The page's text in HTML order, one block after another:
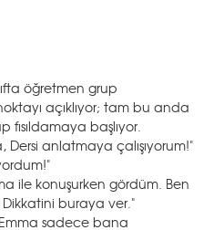
öğretmen grup
açıklıyor; tam bu anda
başlıyor.
Dersi anlatmaya çalışıyorum!"
ile konuşurken gördüm. Ben
buraya ver."
sadece bana